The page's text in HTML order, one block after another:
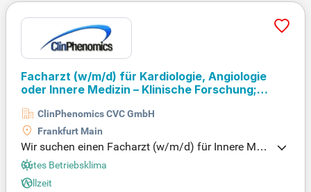
Facharzt (w/m/d) für Kardiologie, Angiologie
oder Innere Medizin – Klinische Forschung;
ClinPhenomics CVC GmbH
Frankfurt Main
Wir suchen einen Facharzt (w/m/d) für Innere Med
izin, Kardiologie oder Angiologie, der Freude an der
ambulanten Patientenversorgung hat. Ihr Interesse
Gutes Betriebsklima
Vollzeit